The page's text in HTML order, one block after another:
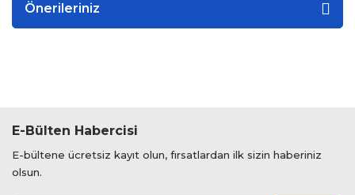
Önerileriniz
E-Bülten Habercisi
E-bültene ücretsiz kayıt olun, fırsatlardan ilk sizin haberiniz
olsun.